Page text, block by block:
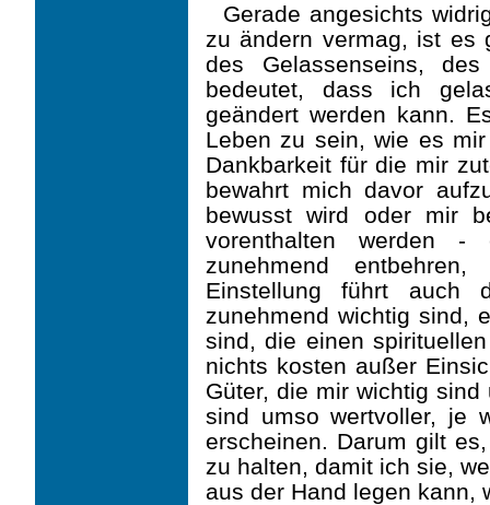
Gerade angesichts
zu ändern vermag, ist es
des Gelassenseins,
bedeutet, dass ich
geändert werden kann.
Leben zu sein, wie es
Dankbarkeit für die mir
bewahrt mich davor
bewusst wird oder mir
vorenthalten werden
zunehmend
Einstellung führt auch
zunehmend wichtig sind,
sind, die einen
nichts kosten außer
Güter, die mir wichtig
sind umso wertvoller, je
erscheinen. Darum gilt
zu halten, damit ich sie,
aus der Hand legen kann,